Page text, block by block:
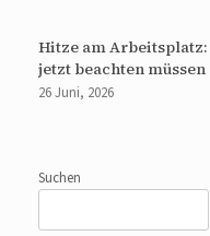
Hitze am
jetzt beachten müssen
26 Juni, 2026
Suchen